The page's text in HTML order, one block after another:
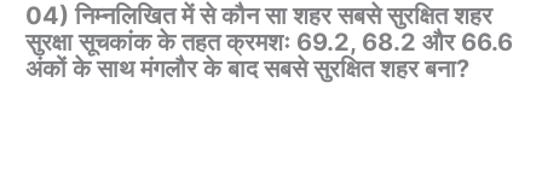
04) निम्नलिखित में से कौन सा शहर सबसे सुरक्षित शहर
सुरक्षा सूचकांक के तहत क्रमशः 69.2, 68.2 और 66.6
अंकों के साथ मंगलौर के बाद सबसे सुरक्षित शहर बना?